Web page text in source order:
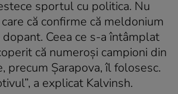
sportul cu politica. Nu
că confirme că meldonium
Ceea ce s-a întâmplat
că numeroși campioni din
precum Șarapova, îl folosesc.
a explicat Kalvinsh.